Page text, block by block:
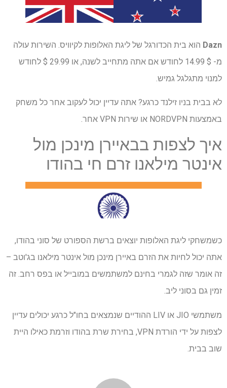
Dazn הוא בית הכדורגל של ליגת האלופות לקיוויס. השירות עולה
מ- $ 14.99 לחודש אם אתה מתחייב לשנה, או 29.99 $ לחודש
למנוי מתגלגל גמיש.
לא בבית בניו זילנד כרגע? אתה עדיין יכול לעקוב אחר כל משחק
באמצעות NORDVPN או שירות VPN אחר.
איך לצפות בבאיירן מינכן מול
אינטר מילאנו זרם חי בהודו
כשמשחקי ליגת האלופות יוצאים ברשת הספורט של סוני בהודו,
אתה יכול לחיות את הזרם באיירן מינכן מול אינטר מילאנו בג'וטב –
זה אומר שזה לגמרי בחינם למשתמשים במובייל או בפס רחב. זה
זמין גם בסוני ליב.
משתמשי JIO או LIV ההודיים שנמצאים בחו"ל כרגע יכולים עדיין
לצפות על ידי הורדת VPN, בחירת שרת בהודו וזרמת כאילו היית
שוב בבית.